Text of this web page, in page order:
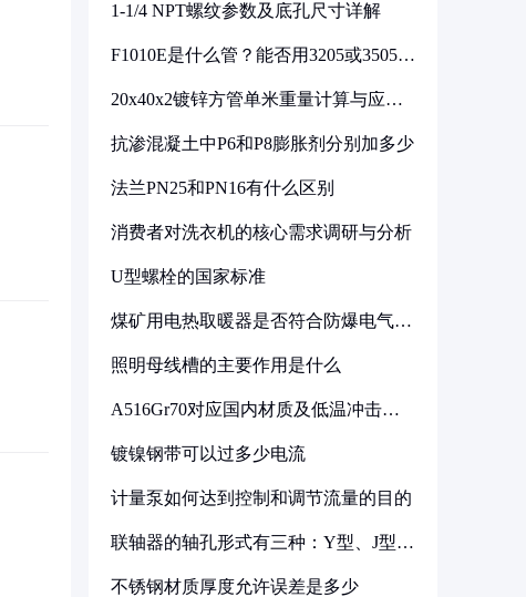
1-1/4 NPT螺纹参数及底孔尺寸详解
F1010E是什么管？能否用3205或3505代
20x40x2镀锌方管单米重量计算与应用
抗渗混凝土中P6和P8膨胀剂分别加多少
法兰PN25和PN16有什么区别
消费者对洗衣机的核心需求调研与分析
U型螺栓的国家标准
煤矿用电热取暖器是否符合防爆电气设
照明母线槽的主要作用是什么
A516Gr70对应国内材质及低温冲击要
镀镍钢带可以过多少电流
计量泵如何达到控制和调节流量的目的
联轴器的轴孔形式有三种：Y型、J型、
不锈钢材质厚度允许误差是多少